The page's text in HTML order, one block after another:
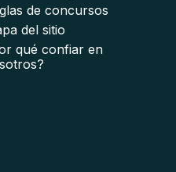
de concursos
del sitio
qué confiar en